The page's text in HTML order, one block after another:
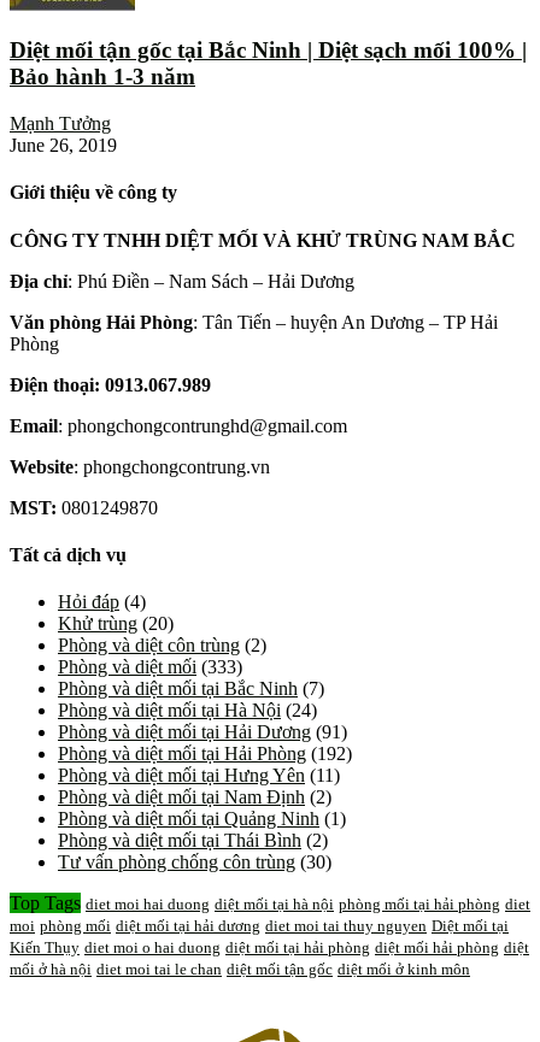
Diệt mối tận gốc tại Bắc Ninh | Diệt sạch mối 100% |
Bảo hành 1-3 năm
Mạnh Tưởng
June 26, 2019
Giới thiệu về công ty
CÔNG TY TNHH DIỆT MỐI VÀ KHỬ TRÙNG NAM BẮC
Địa chỉ: Phú Điền – Nam Sách – Hải Dương
Văn phòng Hải Phòng: Tân Tiến – huyện An Dương – TP Hải
Phòng
Điện thoại: 0913.067.989
Email: phongchongcontrunghd@gmail.com
Website: phongchongcontrung.vn
MST: 0801249870
Tất cả dịch vụ
Hỏi đáp (4)
Khử trùng (20)
Phòng và diệt côn trùng (2)
Phòng và diệt mối (333)
Phòng và diệt mối tại Bắc Ninh (7)
Phòng và diệt mối tại Hà Nội (24)
Phòng và diệt mối tại Hải Dương (91)
Phòng và diệt mối tại Hải Phòng (192)
Phòng và diệt mối tại Hưng Yên (11)
Phòng và diệt mối tại Nam Định (2)
Phòng và diệt mối tại Quảng Ninh (1)
Phòng và diệt mối tại Thái Bình (2)
Tư vấn phòng chống côn trùng (30)
Top Tags diet moi hai duong diệt mối tại hà nội phòng mối tại hải phòng diet
moi phòng mối diệt mối tại hải dương diet moi tai thuy nguyen Diệt mối tại
Kiến Thụy diet moi o hai duong diệt mối tại hải phòng diệt mối hải phòng diệt
mối ở hà nội diet moi tai le chan diệt mối tận gốc diệt mối ở kinh môn